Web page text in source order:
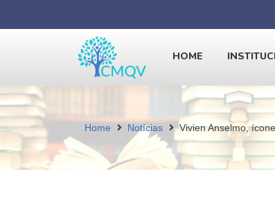
HOME
Home Notícias Vivien Anselmo,